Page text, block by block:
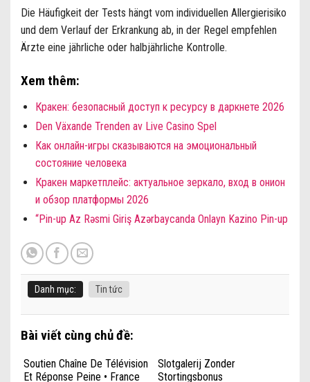
Die Häufigkeit der Tests hängt vom individuellen Allergierisiko
und dem Verlauf der Erkrankung ab, in der Regel empfehlen
Ärzte eine jährliche oder halbjährliche Kontrolle.
Xem thêm:
Кракен: безопасный доступ к ресурсу в даркнете 2026
Den Växande Trenden av Live Casino Spel
Как онлайн-игры сказываются на эмоциональный
состояние человека
Кракен маркетплейс: актуальное зеркало, вход в онион
и обзор платформы 2026
“Pin-up Az Rəsmi Giriş Azərbaycanda Onlayn Kazino Pin-up
Danh mục: Tin tức
Bài viết cùng chủ đề:
Soutien Chaîne De Télévision
Et Réponse Peine • France
Slotgalerij Zonder
Stortingsbonus